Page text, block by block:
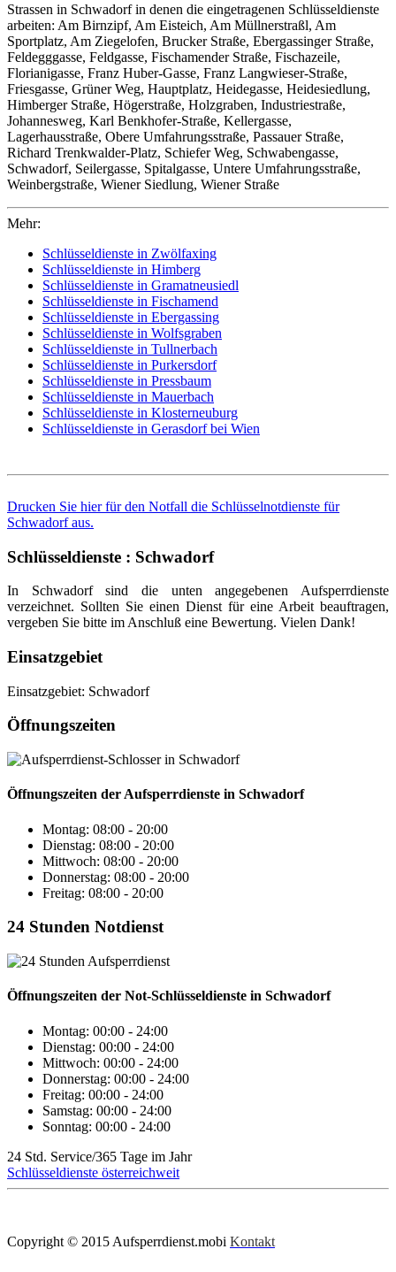
Strassen in Schwadorf in denen die eingetragenen Schlüsseldienste
arbeiten: Am Birnzipf, Am Eisteich, Am Müllnerstraßl, Am
Sportplatz, Am Ziegelofen, Brucker Straße, Ebergassinger Straße,
Feldegggasse, Feldgasse, Fischamender Straße, Fischazeile,
Florianigasse, Franz Huber-Gasse, Franz Langwieser-Straße,
Friesgasse, Grüner Weg, Hauptplatz, Heidegasse, Heidesiedlung,
Himberger Straße, Högerstraße, Holzgraben, Industriestraße,
Johannesweg, Karl Benkhofer-Straße, Kellergasse,
Lagerhausstraße, Obere Umfahrungsstraße, Passauer Straße,
Richard Trenkwalder-Platz, Schiefer Weg, Schwabengasse,
Schwadorf, Seilergasse, Spitalgasse, Untere Umfahrungsstraße,
Weinbergstraße, Wiener Siedlung, Wiener Straße
Mehr:
Schlüsseldienste in Zwölfaxing
Schlüsseldienste in Himberg
Schlüsseldienste in Gramatneusiedl
Schlüsseldienste in Fischamend
Schlüsseldienste in Ebergassing
Schlüsseldienste in Wolfsgraben
Schlüsseldienste in Tullnerbach
Schlüsseldienste in Purkersdorf
Schlüsseldienste in Pressbaum
Schlüsseldienste in Mauerbach
Schlüsseldienste in Klosterneuburg
Schlüsseldienste in Gerasdorf bei Wien
Drucken Sie hier für den Notfall die Schlüsselnotdienste für
Schwadorf aus.
Schlüsseldienste : Schwadorf
In Schwadorf sind die unten angegebenen Aufsperrdienste
verzeichnet. Sollten Sie einen Dienst für eine Arbeit beauftragen,
vergeben Sie bitte im Anschluß eine Bewertung. Vielen Dank!
Einsatzgebiet
Einsatzgebiet: Schwadorf
Öffnungszeiten
Öffnungszeiten der Aufsperrdienste in Schwadorf
Montag: 08:00 - 20:00
Dienstag: 08:00 - 20:00
Mittwoch: 08:00 - 20:00
Donnerstag: 08:00 - 20:00
Freitag: 08:00 - 20:00
24 Stunden Notdienst
Öffnungszeiten der Not-Schlüsseldienste in Schwadorf
Montag: 00:00 - 24:00
Dienstag: 00:00 - 24:00
Mittwoch: 00:00 - 24:00
Donnerstag: 00:00 - 24:00
Freitag: 00:00 - 24:00
Samstag: 00:00 - 24:00
Sonntag: 00:00 - 24:00
24 Std. Service/365 Tage im Jahr
Schlüsseldienste österreichweit
Copyright © 2015 Aufsperrdienst.mobi Kontakt